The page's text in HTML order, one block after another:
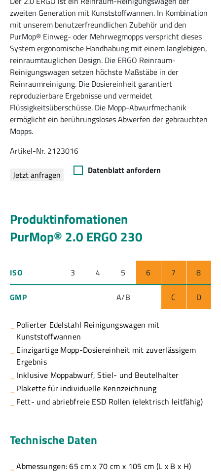
zweiten Generation mit Kunststoffwannen. In Kombination
mit unserem benutzerfreundlichen Zubehör und den
PurMop® Einweg- oder Mehrwegmopps verspricht dieses
System ergonomische Handhabung mit einem langlebigen,
reinraumtauglichen Design. Die ERGO Reinraum-
Reinigungswagen setzen höchste Maßstäbe in der
Reinraumreinigung. Die Dosiereinheit garantiert
reproduzierbare Ergebnisse und vermeidet
Flüssigkeitsüberschüsse. Die Mopp-Abwurfmechanik
ermöglicht ein berührungsloses Abwerfen der gebrauchten
Mopps.
Artikel-Nr. 2123016
Jetzt anfragen Datenblatt anfordern
Produktinfomationen
PurMop® 2.0 ERGO 230
ISO 3 4 5 6 7 8
GMP A/B C D
Polierter Edelstahl Reinigungswagen mit
Kunststoffwannen
Einzigartige Mopp-Dosiereinheit mit zuverlässigem
Ergebnis
Inklusive Moppabwurf, Stiel- und Beutelhalter
Plakette für individuelle Kennzeichnung
Fett- und abriebfreie ESD Rollen (elektrisch leitfähig)
Technische Daten
Abmessungen: 65 cm x 70 cm x 105 cm (L x B x H)